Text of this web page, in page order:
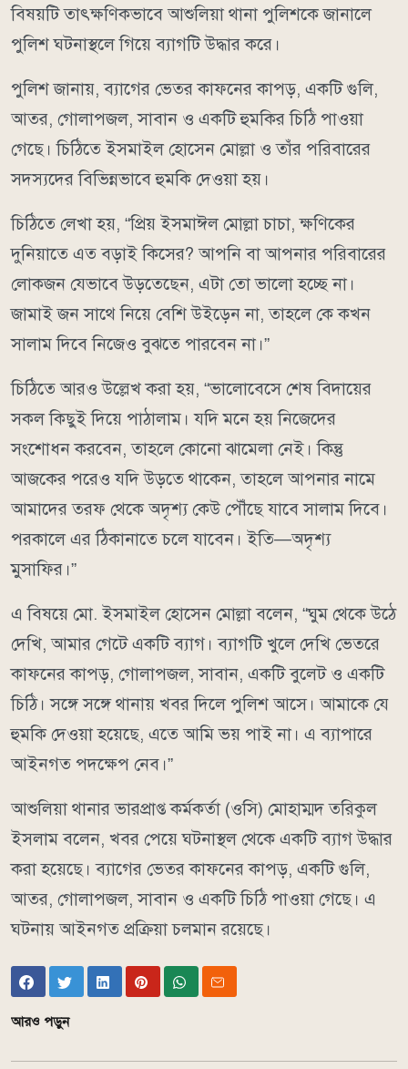
বিষয়টি তাৎক্ষণিকভাবে আশুলিয়া থানা পুলিশকে জানালে
পুলিশ ঘটনাস্থলে গিয়ে ব্যাগটি উদ্ধার করে।
পুলিশ জানায়, ব্যাগের ভেতর কাফনের কাপড়, একটি গুলি,
আতর, গোলাপজল, সাবান ও একটি হুমকির চিঠি পাওয়া
গেছে। চিঠিতে ইসমাইল হোসেন মোল্লা ও তাঁর পরিবারের
সদস্যদের বিভিন্নভাবে হুমকি দেওয়া হয়।
চিঠিতে লেখা হয়, “প্রিয় ইসমাঈল মোল্লা চাচা, ক্ষণিকের
দুনিয়াতে এত বড়াই কিসের? আপনি বা আপনার পরিবারের
লোকজন যেভাবে উড়তেছেন, এটা তো ভালো হচ্ছে না।
জামাই জন সাথে নিয়ে বেশি উইড়েন না, তাহলে কে কখন
সালাম দিবে নিজেও বুঝতে পারবেন না।”
চিঠিতে আরও উল্লেখ করা হয়, “ভালোবেসে শেষ বিদায়ের
সকল কিছুই দিয়ে পাঠালাম। যদি মনে হয় নিজেদের
সংশোধন করবেন, তাহলে কোনো ঝামেলা নেই। কিন্তু
আজকের পরেও যদি উড়তে থাকেন, তাহলে আপনার নামে
আমাদের তরফ থেকে অদৃশ্য কেউ পৌঁছে যাবে সালাম দিবে।
পরকালে এর ঠিকানাতে চলে যাবেন। ইতি—অদৃশ্য
মুসাফির।”
এ বিষয়ে মো. ইসমাইল হোসেন মোল্লা বলেন, “ঘুম থেকে উঠে
দেখি, আমার গেটে একটি ব্যাগ। ব্যাগটি খুলে দেখি ভেতরে
কাফনের কাপড়, গোলাপজল, সাবান, একটি বুলেট ও একটি
চিঠি। সঙ্গে সঙ্গে থানায় খবর দিলে পুলিশ আসে। আমাকে যে
হুমকি দেওয়া হয়েছে, এতে আমি ভয় পাই না। এ ব্যাপারে
আইনগত পদক্ষেপ নেব।”
আশুলিয়া থানার ভারপ্রাপ্ত কর্মকর্তা (ওসি) মোহাম্মদ তরিকুল
ইসলাম বলেন, খবর পেয়ে ঘটনাস্থল থেকে একটি ব্যাগ উদ্ধার
করা হয়েছে। ব্যাগের ভেতর কাফনের কাপড়, একটি গুলি,
আতর, গোলাপজল, সাবান ও একটি চিঠি পাওয়া গেছে। এ
ঘটনায় আইনগত প্রক্রিয়া চলমান রয়েছে।
আরও পড়ুন